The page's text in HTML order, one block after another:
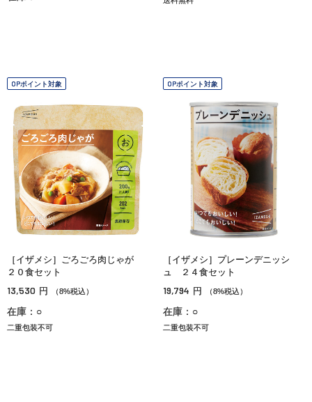
OPポイント対象
［イザメシ］ごろごろ肉じゃが
２０食セット
13,530 円 （8%税込）
在庫：○
二重包装不可
OPポイント対象
［イザメシ］プレーンデニッシ
ュ ２４食セット
19,794 円 （8%税込）
在庫：○
二重包装不可